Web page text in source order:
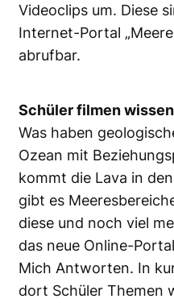
Videoclips um. Diese
Internet-Portal
abrufbar.
Schüler filmen
Was haben
Ozean mit
kommt die Lava in
gibt es
diese und noch viel
das neue Online-
Mich Antworten. In
dort Schüler Themen